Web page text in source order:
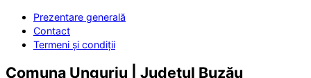
Prezentare generală
Contact
Termeni și condiții
Comuna Unguriu | Județul Buzău